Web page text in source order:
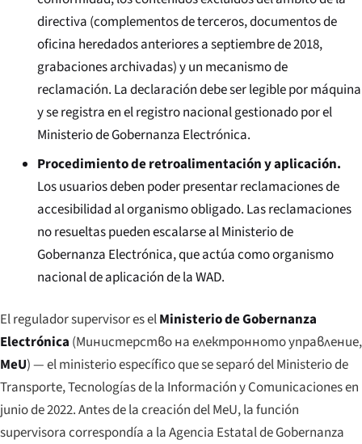
directiva (complementos de terceros, documentos de
oficina heredados anteriores a septiembre de 2018,
grabaciones archivadas) y un mecanismo de
reclamación. La declaración debe ser legible por máquina
y se registra en el registro nacional gestionado por el
Ministerio de Gobernanza Electrónica.
Procedimiento de retroalimentación y aplicación.
Los usuarios deben poder presentar reclamaciones de
accesibilidad al organismo obligado. Las reclamaciones
no resueltas pueden escalarse al Ministerio de
Gobernanza Electrónica, que actúa como organismo
nacional de aplicación de la WAD.
El regulador supervisor es elMinisterio de Gobernanza
Electrónica (Министерство на електронното управление,
MeU) — el ministerio específico que se separó del Ministerio de
Transporte, Tecnologías de la Información y Comunicaciones en
junio de 2022. Antes de la creación del MeU, la función
supervisora correspondía a la Agencia Estatal de Gobernanza